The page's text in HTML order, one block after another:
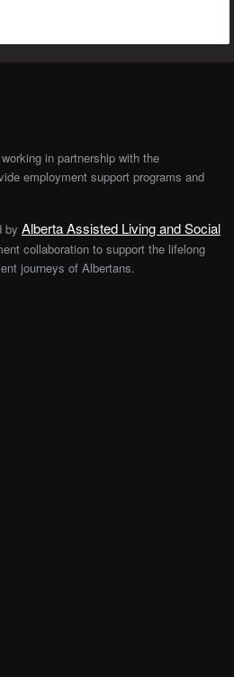
in partnership with the
employment support programs and
by Alberta Assisted Living and Social
collaboration to support the lifelong
journeys of Albertans.